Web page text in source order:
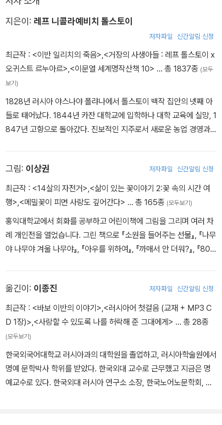
지은이: 레프 니콜라예비치 톨스토이
저자파일 신간알림 신청
최근작 : <이반 일리치의 죽음>,<거장의 사생아들 : 레프 톨스토이 x
오귀스트 르누아르>,<이문열 세계명작산책 10> … 총 1837종 (모두
보기)
1828년 러시아 야스나야 폴랴나에서 톨스토이 백작 집안의 넷째 아
들로 태어났다. 1844년 카잔 대학교에 입학하나 대학 교육에 실망, 1
847년 고향으로 돌아갔다. 진보적인 지주로서 새로운 농업 경영과
이듬해 잡지 《소브레멘니크》에 익명으로 「유년 시절」 연재를 시작하
면서 작가로서 첫발을 내디뎠다. 작품 집필과 함께 농업 경영에 힘을
쏟는 한편, 농민의 열악한 교육 상태에 관심을 갖게 되어 학교를 세우
한 후 문학에 전념하여 『전쟁과 평화』, 『안나 카레니나』 등 대작을 집
필, 작가로서의 명성을 누렸다. 그러나 이 무렵 삶에 대한 회의에 시달
리며 정신적 위기를 겪었다. 그리하여 1880년 이후 원시 기독교 사
상에 몰두하면서 사유재산 제도와 러시아 정교에 비판을 가하고 『교
의신학 비판』, 『고백록』 등을 통해 ‘톨스토이즘’이라 불리는 자신의
적인 생활을 지향하며 빈민 구제 활동을 하기도 했다. 민중이 쉽게 읽
을 수 있도록 민담 22편을 썼는데 그중에서도 「인간에게 많은 땅이
필요한가」는 소설가 제임스 조이스가 “문학사에서 가장 위대한 이야
기”로 꼽기도 했다. 1899년 종교적인 전향 이후의 대표작 『부활』을
완성했다. 사유재산 및 저작권 포기 문제로 시작된 아내와의 불화 등
으로 고민하던 중 1910년 집을 떠나 폐렴을 앓다가 아스타포보 역장
그림: 이상권 저자파일 신간알림 신청
최근작 : <14살의 자전거>,<삶이 있는 꽃이야기 2:꽃 속의 시간 여
행>,<메밀꽃이 피면 사랑도 깊어간다> … 총 165종 (모두보기)
홍익대학교에서 회화를 공부하고 어린이책에 그림을 그리며 여러 차
례 개인전을 열었습니다. 그린 책으로 『소원을 들어주는 선물』, 『나무
야 나무야 겨울 나무야』, 『아우를 위하여』, 『까매서 안 더워?』, 『80
옮긴이: 이종진 저자파일 신간알림 신청
최근작 : <바보 이반의 이야기>,<러시아어 첫걸음 (교재 + MP3 C
D 1장)>,<사랑할 수 있도록 나를 허락해 준 그대에게> … 총 28종
(모두보기)
한국외국어대학교 러시아과의 대학원을 졸업하고, 러시아학술원에서
명예 문학박사 학위를 받았다. 한국외대 교수로 근무했고 지금은 명
예교수로 있다. 한국외대 러시아 연구소 소장, 한국노어노문학회, 한